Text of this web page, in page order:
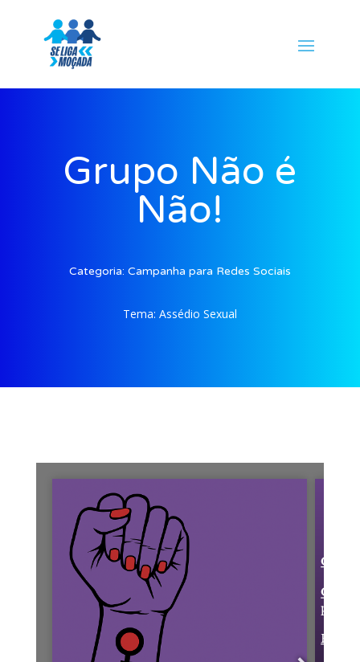
Grupo Não é
Não!
Categoria: Campanha para Redes Sociais
Tema: Assédio Sexual